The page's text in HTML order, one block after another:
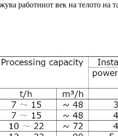
работниот век на телото на